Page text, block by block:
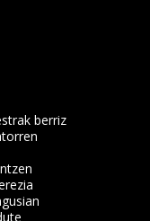
berriz